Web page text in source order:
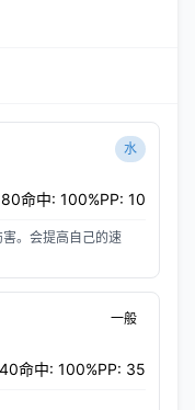
水
命中: 100%PP: 10
。会提高自己的速
一般
命中: 100%PP: 35